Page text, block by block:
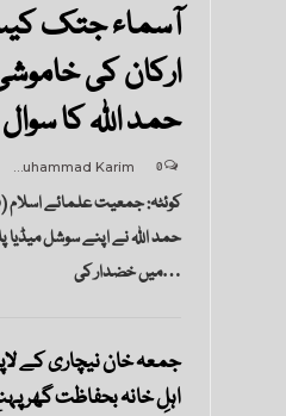
آسماء جتک
ارکان کی
حمد اللہ کا سوال
کوئٹہ: جمعیت علمائے اسلام
حمد اللہ نے اپنے سوشل میڈیا
میں خضدار کی…
جمعہ خان نیچاری کے
اہلِ خانہ بحفاظت گھر